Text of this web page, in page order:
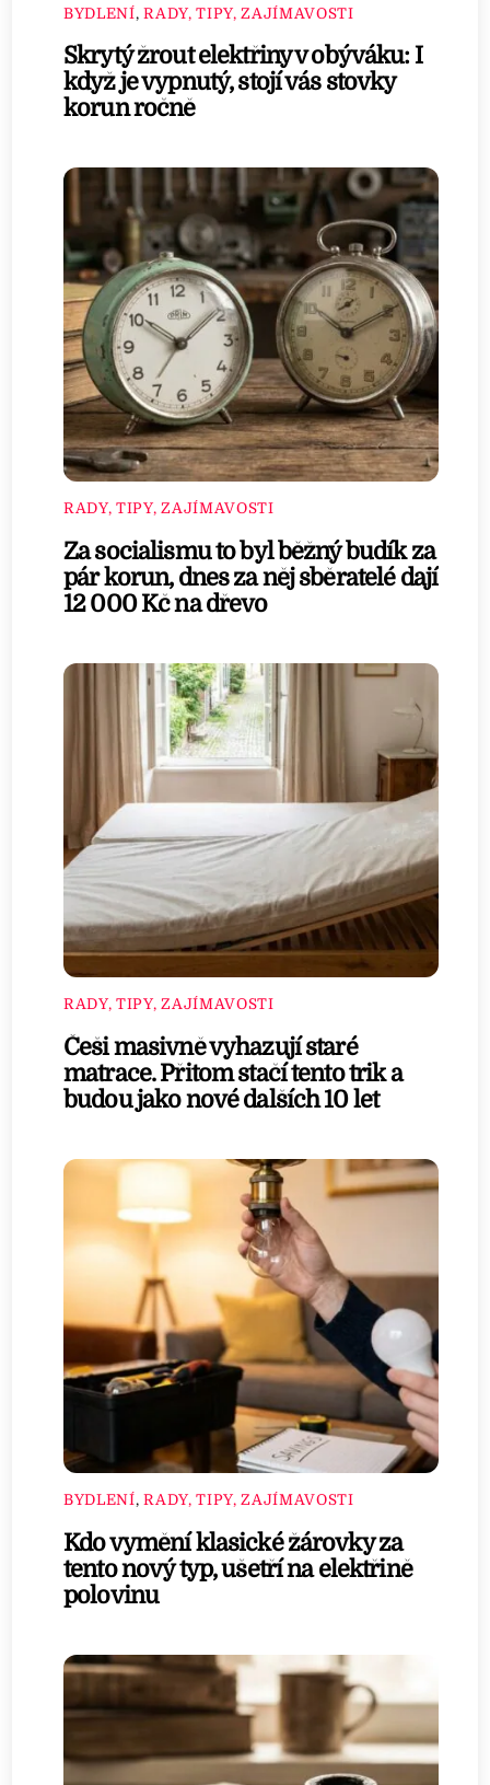
BYDLENÍ,RADY, TIPY, ZAJÍMAVOSTI
Skrytý žrout elektřiny v obýváku: I
když je vypnutý, stojí vás stovky
korun ročně
RADY, TIPY, ZAJÍMAVOSTI
Za socialismu to byl běžný budík za
pár korun, dnes za něj sběratelé dají
12 000 Kč na dřevo
RADY, TIPY, ZAJÍMAVOSTI
Češi masivně vyhazují staré
matrace. Přitom stačí tento trik a
budou jako nové dalších 10 let
BYDLENÍ,RADY, TIPY, ZAJÍMAVOSTI
Kdo vymění klasické žárovky za
tento nový typ, ušetří na elektřině
polovinu